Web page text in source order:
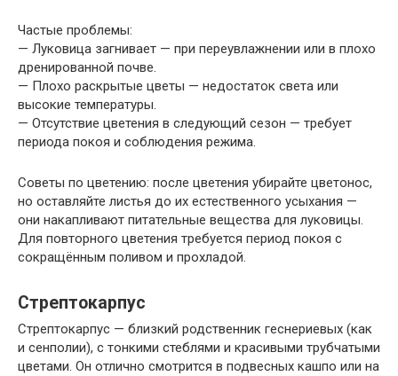
Частые проблемы:
— Луковица загнивает — при переувлажнении или в плохо
дренированной почве.
— Плохо раскрытые цветы — недостаток света или
высокие температуры.
— Отсутствие цветения в следующий сезон — требует
периода покоя и соблюдения режима.
Советы по цветению: после цветения убирайте цветонос,
но оставляйте листья до их естественного усыхания —
они накапливают питательные вещества для луковицы.
Для повторного цветения требуется период покоя с
сокращённым поливом и прохладой.
Стрептокарпус
Стрептокарпус — близкий родственник геснериевых (как
и сенполии), с тонкими стеблями и красивыми трубчатыми
цветами. Он отлично смотрится в подвесных кашпо или на